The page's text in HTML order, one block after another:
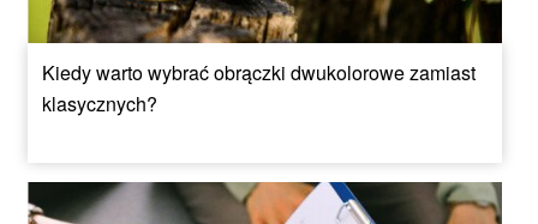
Kiedy warto wybrać obrączki dwukolorowe zamiast
klasycznych?